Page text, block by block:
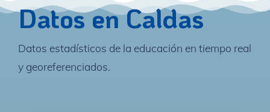
Datos en Caldas
Datos estadísticos de la educación en tiempo real
y georeferenciados.